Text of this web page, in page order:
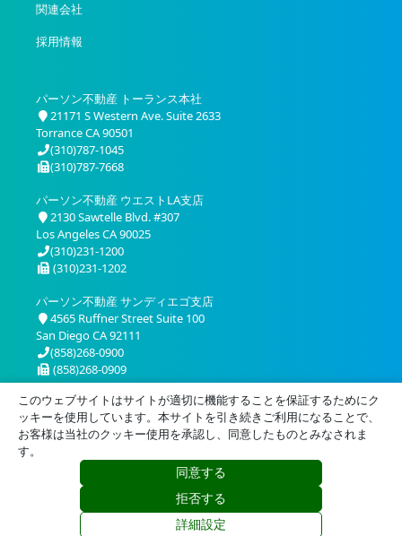
関連会社
採用情報
パーソン不動産 トーランス本社
21171 S Western Ave. Suite 2633
Torrance CA 90501
(310)787-1045
(310)787-7668
パーソン不動産 ウエストLA支店
2130 Sawtelle Blvd. #307
Los Angeles CA 90025
(310)231-1200
(310)231-1202
パーソン不動産 サンディエゴ支店
4565 Ruffner Street Suite 100
San Diego CA 92111
(858)268-0900
(858)268-0909
© 2026 Person Realty, Inc. All Rights Reserved.
このウェブサイトはサイトが適切に機能することを保証するためにク
ッキーを使用しています。本サイトを引き続きご利用になることで、
お客様は当社のクッキー使用を承認し、同意したものとみなされま
す。
同意する
拒否する
詳細設定